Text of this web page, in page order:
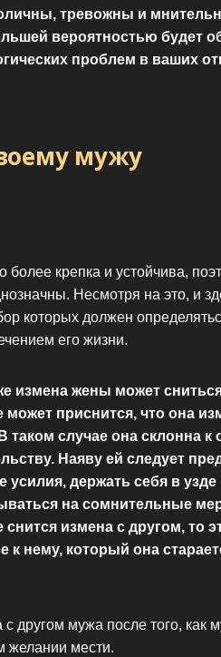
тревожны и
вероятностью будет
проблем в ваших
мужу
более крепка и устойчива,
Несмотря на это, и
которых должен
его жизни.
измена жены может
может приснится, что она
таком случае она склонна к
Наяву ей следует
усилия, держать себя в узде
на сомнительные
снится измена с другом, то
к нему, который она
с другом мужа после того, как
желании мести.